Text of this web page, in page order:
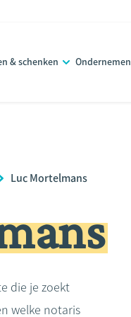
& schenken Ondernemen
Luc Mortelmans
die je zoekt
welke notaris